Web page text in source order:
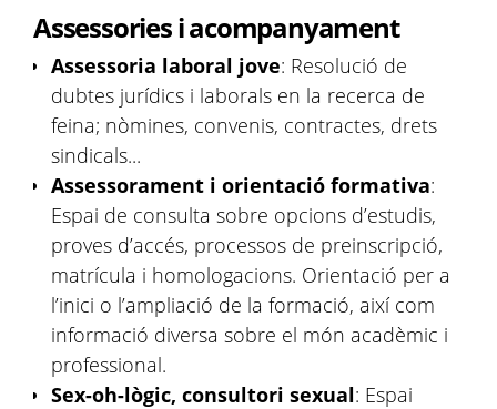
Assessories i acompanyament
Assessoria laboral jove: Resolució de
dubtes jurídics i laborals en la recerca de
feina; nòmines, convenis, contractes, drets
sindicals...
Assessorament i orientació formativa:
Espai de consulta sobre opcions d’estudis,
proves d’accés, processos de preinscripció,
matrícula i homologacions. Orientació per a
l’inici o l’ampliació de la formació, així com
informació diversa sobre el món acadèmic i
professional.
Sex-oh-lògic, consultori sexual: Espai